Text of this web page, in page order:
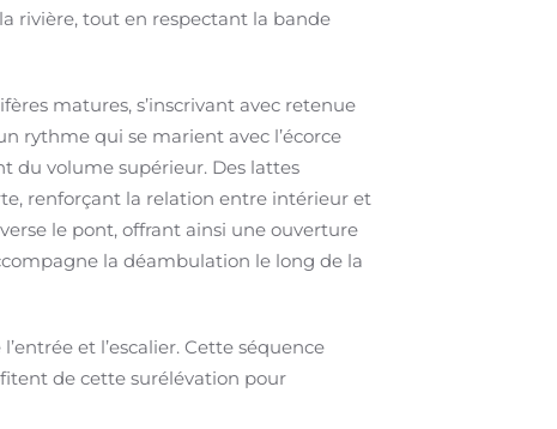
rivière, tout en respectant la bande
matures, s’inscrivant avec retenue
rythme qui se marient avec l’écorce
du volume supérieur. Des lattes
renforçant la relation entre intérieur et
le pont, offrant ainsi une ouverture
la déambulation le long de la
et l’escalier. Cette séquence
de cette surélévation pour